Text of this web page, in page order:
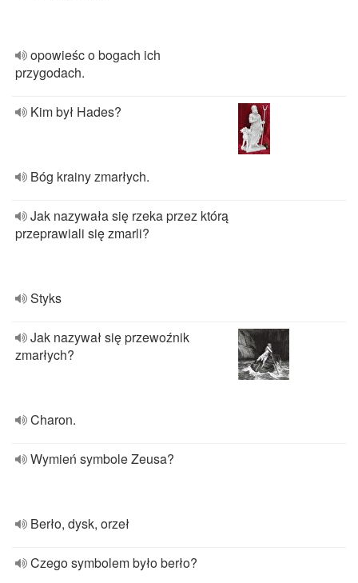
opowieśc o bogach ich
przygodach.
Kim był Hades?
Bóg krainy zmarłych.
Jak nazywała się rzeka przez którą
przeprawiali się zmarli?
Styks
Jak nazywał się przewoźnik
zmarłych?
Charon.
Wymień symbole Zeusa?
Berło, dysk, orzeł
Czego symbolem było berło?